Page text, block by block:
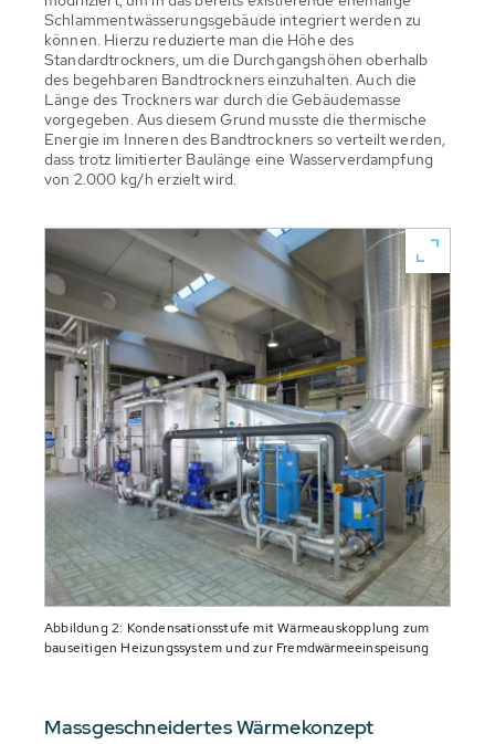
Schlammentwässerungsgebäude integriert werden zu
können. Hierzu reduzierte man die Höhe des
Standardtrockners, um die Durchgangshöhen oberhalb
des begehbaren Bandtrockners einzuhalten. Auch die
Länge des Trockners war durch die Gebäudemasse
vorgegeben. Aus diesem Grund musste die thermische
Energie im Inneren des Bandtrockners so verteilt werden,
dass trotz limitierter Baulänge eine Wasserverdampfung
von 2.000 kg/h erzielt wird.
Abbildung 2: Kondensationsstufe mit Wärmeauskopplung zum
bauseitigen Heizungssystem und zur Fremdwärmeeinspeisung
Massgeschneidertes Wärmekonzept